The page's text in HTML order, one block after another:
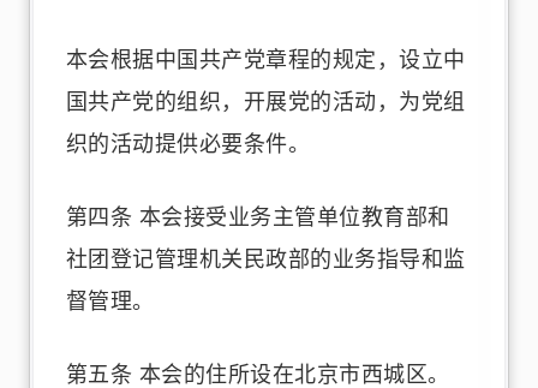
本会根据中国共产党章程的规定，设立中
国共产党的组织，开展党的活动，为党组
织的活动提供必要条件。
第四条 本会接受业务主管单位教育部和
社团登记管理机关民政部的业务指导和监
督管理。
第五条 本会的住所设在北京市西城区。